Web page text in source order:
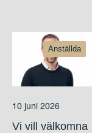
10 juni 2026
Anställda
Vi vill välkomna